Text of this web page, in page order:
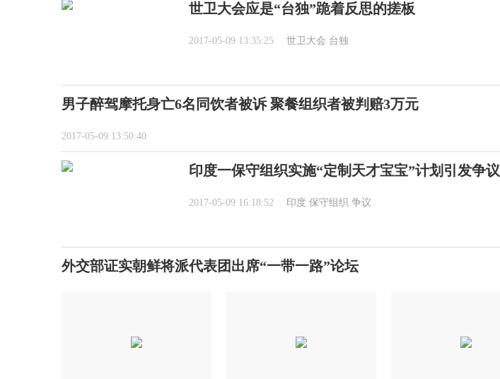
世卫大会应是“台独”跪着反思的搓板
2017-05-09 13:35:25 世卫大会 台独
男子醉驾摩托身亡6名同饮者被诉 聚餐组织者被判赔3万元
2017-05-09 13:50:40
印度一保守组织实施“定制天才宝宝”计划引发争议
2017-05-09 16:18:52 印度 保守组织 争议
外交部证实朝鲜将派代表团出席“一带一路”论坛